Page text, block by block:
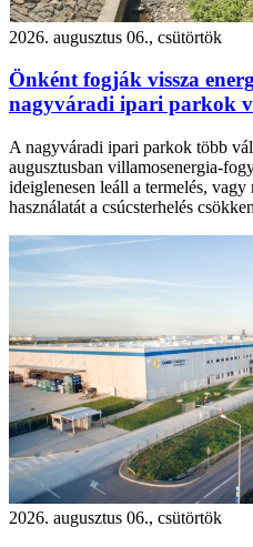
2026. augusztus 06., csütörtök
Önként fogják vissza
nagyváradi ipari parkok
A nagyváradi ipari parkok több
augusztusban villamosenergia-
ideiglenesen leáll a termelés,
használatát a csúcsterhelés
2026. augusztus 06., csütörtök